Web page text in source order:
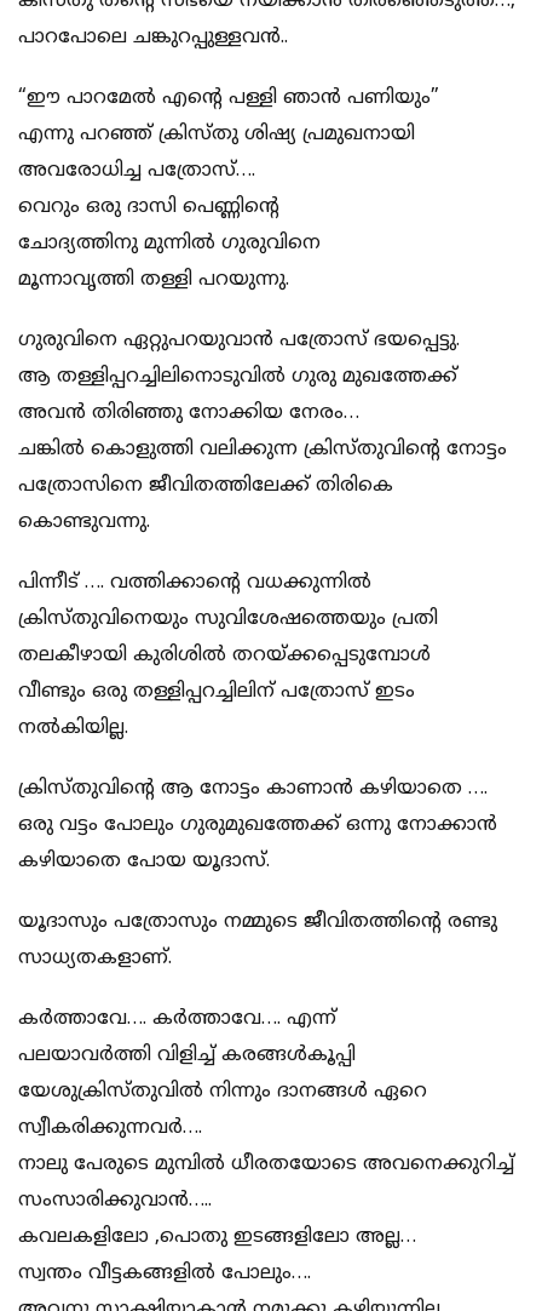
പാറപോലെ ചങ്കുറപ്പുള്ളവൻ..
“ഈ പാറമേൽ എൻ്റെ പള്ളി ഞാൻ പണിയും”
എന്നു പറഞ്ഞ് ക്രിസ്തു ശിഷ്യ പ്രമുഖനായി
അവരോധിച്ച പത്രോസ്….
വെറും ഒരു ദാസി പെണ്ണിൻ്റെ
ചോദ്യത്തിനു മുന്നിൽ ഗുരുവിനെ
മൂന്നാവൃത്തി തള്ളി പറയുന്നു.
ഗുരുവിനെ ഏറ്റുപറയുവാൻ പത്രോസ് ഭയപ്പെട്ടു.
ആ തള്ളിപ്പറച്ചിലിനൊടുവിൽ ഗുരു മുഖത്തേക്ക്
അവൻ തിരിഞ്ഞു നോക്കിയ നേരം…
ചങ്കിൽ കൊളുത്തി വലിക്കുന്ന ക്രിസ്തുവിൻ്റെ നോട്ടം
പത്രോസിനെ ജീവിതത്തിലേക്ക് തിരികെ
കൊണ്ടുവന്നു.
പിന്നീട് …. വത്തിക്കാൻ്റെ വധക്കുന്നിൽ
ക്രിസ്തുവിനെയും സുവിശേഷത്തെയും പ്രതി
തലകീഴായി കുരിശിൽ തറയ്ക്കപ്പെടുമ്പോൾ
വീണ്ടും ഒരു തള്ളിപ്പറച്ചിലിന് പത്രോസ് ഇടം
നൽകിയില്ല.
ക്രിസ്തുവിൻ്റെ ആ നോട്ടം കാണാൻ കഴിയാതെ ….
ഒരു വട്ടം പോലും ഗുരുമുഖത്തേക്ക് ഒന്നു നോക്കാൻ
കഴിയാതെ പോയ യൂദാസ്.
യൂദാസും പത്രോസും നമ്മുടെ ജീവിതത്തിൻ്റെ രണ്ടു
സാധ്യതകളാണ്.
കർത്താവേ…. കർത്താവേ…. എന്ന്
പലയാവർത്തി വിളിച്ച് കരങ്ങൾകൂപ്പി
യേശുക്രിസ്തുവിൽ നിന്നും ദാനങ്ങൾ ഏറെ
സ്വീകരിക്കുന്നവർ….
നാലു പേരുടെ മുമ്പിൽ ധീരതയോടെ അവനെക്കുറിച്ച്
സംസാരിക്കുവാൻ…..
കവലകളിലോ ,പൊതു ഇടങ്ങളിലോ അല്ല…
സ്വന്തം വീട്ടകങ്ങളിൽ പോലും….